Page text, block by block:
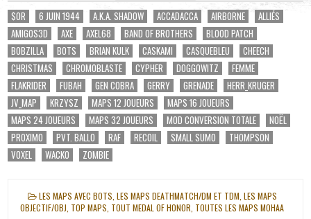
$OR 6 JUIN 1944 A.K.A. SHADOW ACCADACCA AIRBORNE
ALLIÉS
AMIGOS3D
AXE AXEL68 BAND OF BROTHERS
BLOOD PATCH
BOBZILLA
BOTS BRIAN KULK CASKAMI CASQUEBLEU
CHEECH
CHRISTMAS
CHROMOBLASTE CYPHER DOGGOWITZ
FEMME
FLAKRIDER
FUBAH GEN COBRA GERRY GRENADE
HERR_KRUGER
JV_MAP
KRZYSZ MAPS 12 JOUEURS
MAPS 16 JOUEURS
MAPS 24 JOUEURS
MAPS 32 JOUEURS MOD CONVERSION TOTALE
NOËL
PROXIMO
PVT. BALLO RAF RECOIL SMALL SUMO
THOMPSON
VOXEL
WACKO ZOMBIE
POSTED
IN
LES MAPS AVEC BOTS LES MAPS DEATHMATCH/DM ET TDM LES MAPS
OBJECTIF/OBJ TOP MAPS TOUT MEDAL OF HONOR TOUTES LES MAPS MOHAA